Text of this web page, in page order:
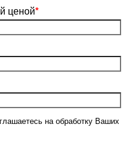
ценой*
на обработку Ваших